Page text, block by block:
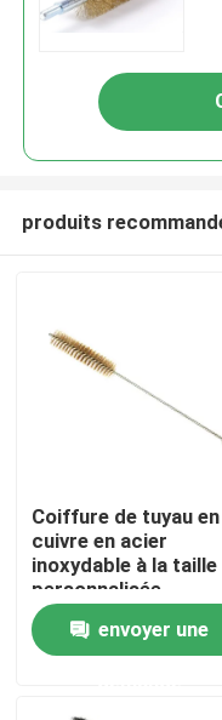
Aperçu
produits
Coiffure de tuyau en
cuivre en acier
inoxydable à la taille
personnalisée
envoyer une